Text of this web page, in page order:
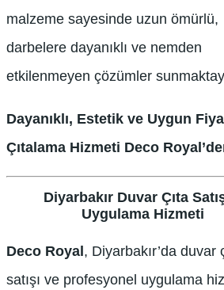
malzeme sayesinde uzun ömürlü,
darbelere dayanıklı ve nemden
etkilenmeyen çözümler
Dayanıklı, Estetik ve Uygun
Çıtalama Hizmeti Deco
Diyarbakır Duvar Çıta
Uygulama Hizmeti
Deco Royal, Diyarbakır’da duvar
satışı ve profesyonel uygulama